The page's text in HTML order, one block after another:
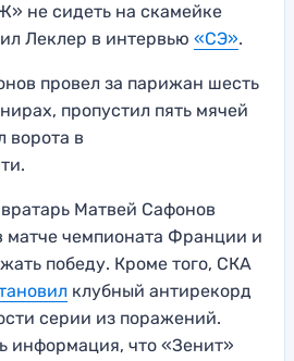
не сидеть на скамейке
Леклер в интервью «СЭ».
провел за парижан шесть
пропустил пять мячей
ворота в
Матвей Сафонов
матче чемпионата Франции и
победу. Кроме того, СКА
клубный антирекорд
серии из поражений.
информация, что «Зенит»